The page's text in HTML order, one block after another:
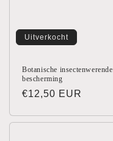
Uitverkocht
Botanische insectenwerende
bescherming
Normale
€12,50 EUR